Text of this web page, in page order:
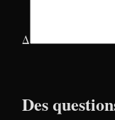
Δ
Des